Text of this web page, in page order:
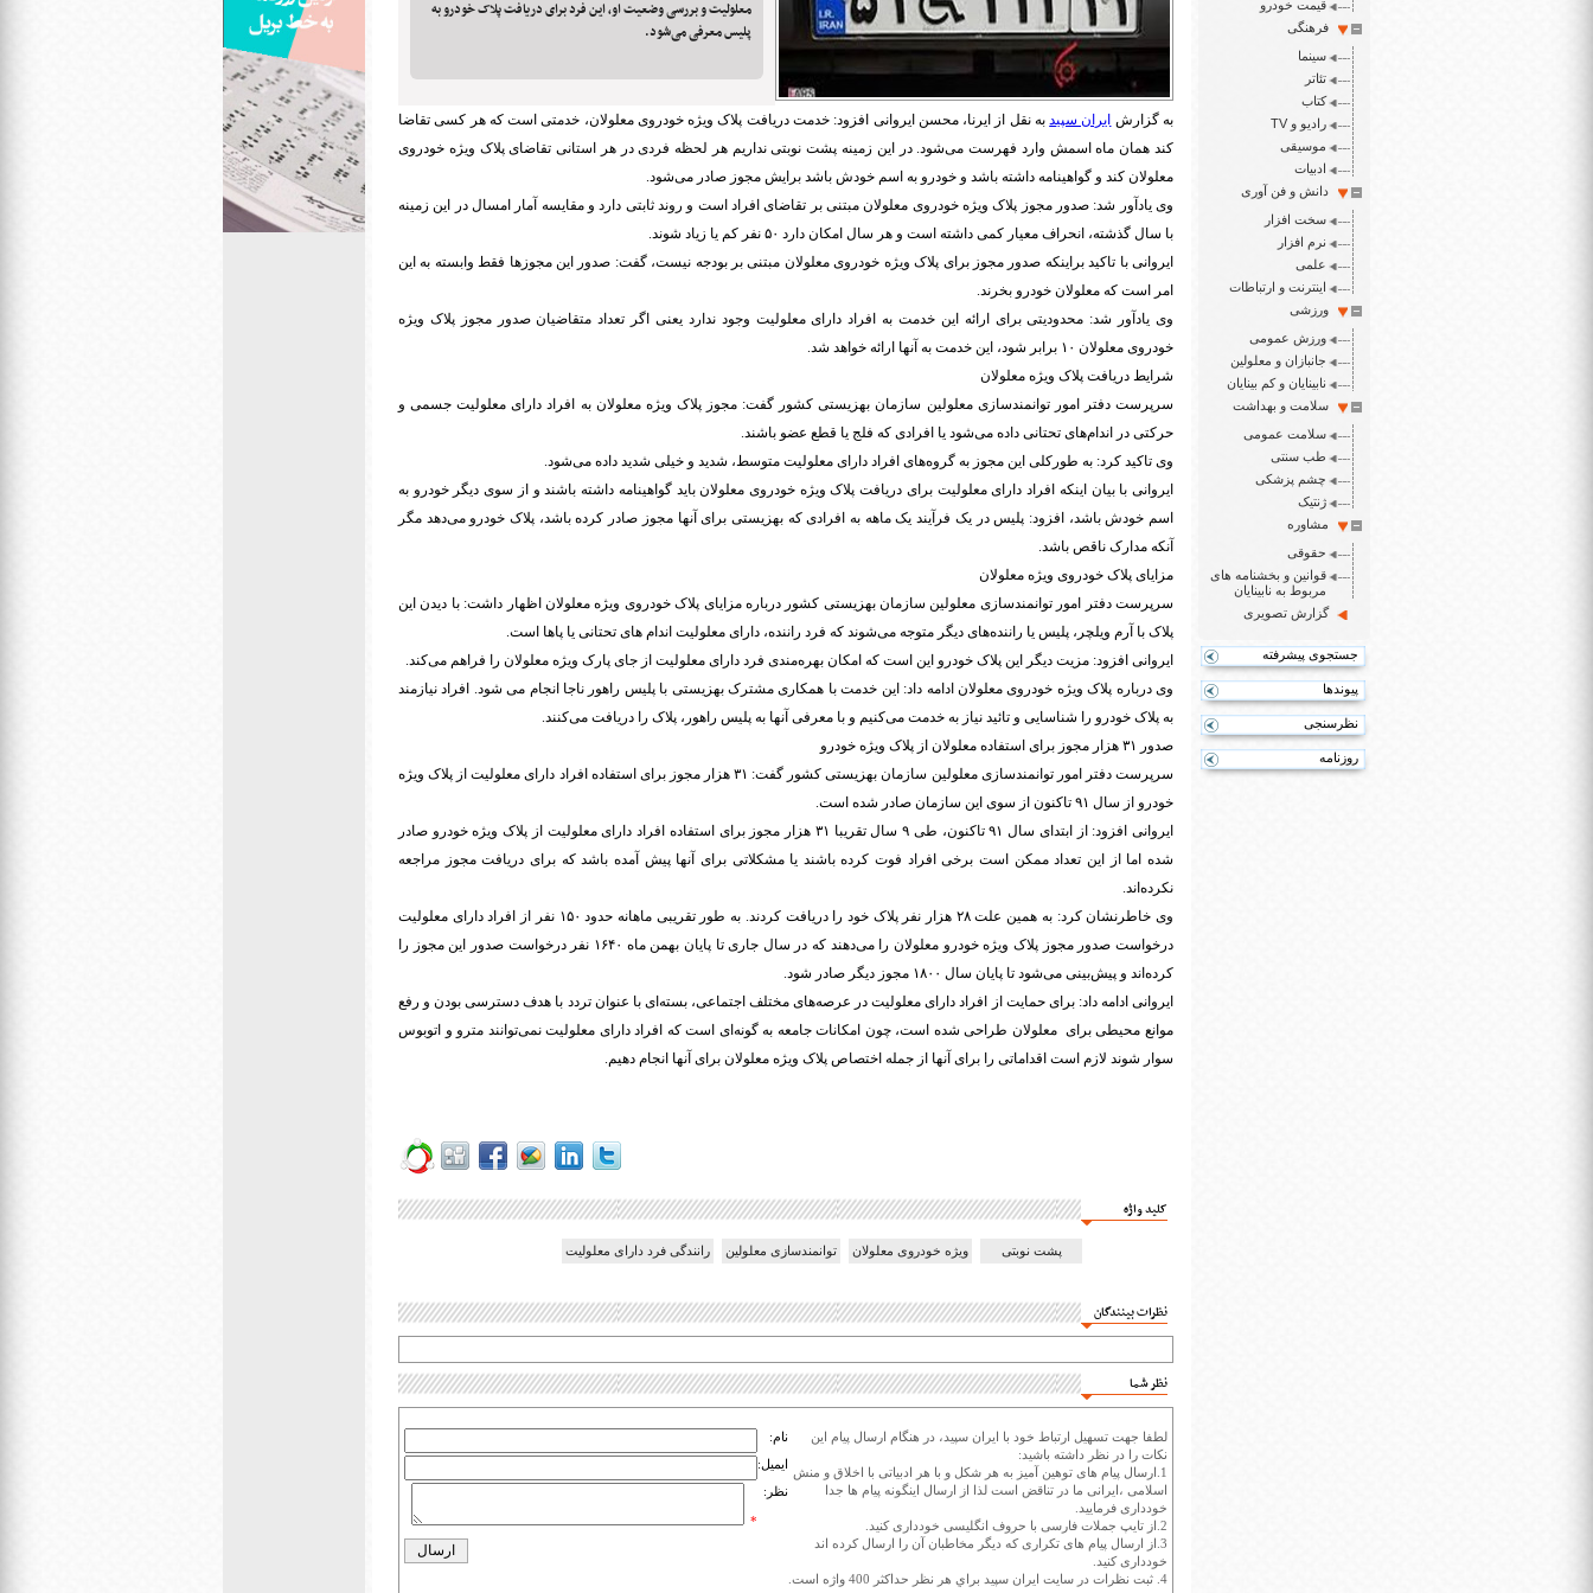
قیمت خودرو
فرهنگی
سینما
تئاتر
کتاب
رادیو و TV
موسیقی
ادبیات
دانش و فن آوری
سخت افزار
نرم افزار
علمی
اینترنت و ارتباطات
ورزشی
ورزش عمومی
جانبازان و معلولین
نابینایان و کم بینایان
سلامت و بهداشت
سلامت عمومی
طب سنتی
چشم پزشکی
ژنتیک
مشاوره
حقوقی
قوانین و بخشنامه های
مربوط به نابینایان
گزارش تصویری
جستجوی پیشرفته
پیوندها
نظرسنجی
روزنامه
معلولیت و بررسی وضعیت او، این فرد برای دریافت پلاک خودرو به
پلیس معرفی می‌شود.
به گزارش ایران سپیدبه نقل از ایرنا، محسن ایروانی افزود: خدمت دریافت پلاک ویژه خودروی معلولان، خدمتی است که هر کسی تقاضا
کند همان ماه اسمش وارد فهرست می‌شود. در این زمینه پشت نوبتی نداریم هر لحظه فردی در هر استانی تقاضای پلاک ویژه خودروی
معلولان کند و گواهینامه داشته باشد و خودرو به اسم خودش باشد برایش مجوز صادر می‌شود.
وی یادآور شد: صدور مجوز پلاک ویژه خودروی معلولان مبتنی بر تقاضای افراد است و روند ثابتی دارد و مقایسه آمار امسال در این زمینه
با سال گذشته، انحراف معیار کمی داشته است و هر سال امکان دارد ۵۰ نفر کم یا زیاد شوند.
ایروانی با تاکید براینکه صدور مجوز برای پلاک ویژه خودروی معلولان مبتنی بر بودجه نیست، گفت: صدور این مجوزها فقط وابسته به این
امر است که معلولان خودرو بخرند.
وی یادآور شد: محدودیتی برای ارائه این خدمت به افراد دارای معلولیت وجود ندارد یعنی اگر تعداد متقاضیان صدور مجوز پلاک ویژه
خودروی معلولان ۱۰ برابر شود، این خدمت به آنها ارائه خواهد شد.
شرایط دریافت پلاک ویژه معلولان
سرپرست دفتر امور توانمندسازی معلولین سازمان بهزیستی کشور گفت: مجوز پلاک ویژه معلولان به افراد دارای معلولیت جسمی و
حرکتی در اندام‌های تحتانی داده می‌شود یا افرادی که فلج یا قطع عضو باشند.
وی تاکید کرد: به طورکلی این مجوز به گروه‌های افراد دارای معلولیت متوسط، شدید و خیلی شدید داده می‌شود.
ایروانی با بیان اینکه افراد دارای معلولیت برای دریافت پلاک ویژه خودروی معلولان باید گواهینامه داشته باشند و از سوی دیگر خودرو به
اسم خودش باشد، افزود: پلیس در یک فرآیند یک ماهه به افرادی که بهزیستی برای آنها مجوز صادر کرده باشد، پلاک خودرو می‌دهد مگر
آنکه مدارک ناقص باشد.
مزایای پلاک خودروی ویژه معلولان
سرپرست دفتر امور توانمندسازی معلولین سازمان بهزیستی کشور درباره مزایای پلاک خودروی ویژه معلولان اظهار داشت: با دیدن این
پلاک با آرم ویلچر، پلیس یا راننده‌های دیگر متوجه می‌شوند که فرد راننده، دارای معلولیت اندام های تحتانی یا پاها است.
ایروانی افزود: مزیت دیگر این پلاک خودرو این است که امکان بهره‌مندی فرد دارای معلولیت از جای پارک ویژه معلولان را فراهم می‌کند.
وی درباره پلاک ویژه خودروی معلولان ادامه داد: این خدمت با همکاری مشترک بهزیستی با پلیس راهور ناجا انجام می شود. افراد نیازمند
به پلاک خودرو را شناسایی و تائید نیاز به خدمت می‌کنیم و با معرفی آنها به پلیس راهور، پلاک را دریافت می‌کنند.
صدور ۳۱ هزار مجوز برای استفاده معلولان از پلاک ویژه خودرو
سرپرست دفتر امور توانمندسازی معلولین سازمان بهزیستی کشور گفت: ۳۱ هزار مجوز برای استفاده افراد دارای معلولیت از پلاک ویژه
خودرو از سال ۹۱ تاکنون از سوی این سازمان صادر شده است.
ایروانی افزود: از ابتدای سال ۹۱ تاکنون، طی ۹ سال تقریبا ۳۱ هزار مجوز برای استفاده افراد دارای معلولیت از پلاک ویژه خودرو صادر
شده اما از این تعداد ممکن است برخی افراد فوت کرده باشند یا مشکلاتی برای آنها پیش آمده باشد که برای دریافت مجوز مراجعه
نکرده‌اند.
وی خاطرنشان کرد: به همین علت ۲۸ هزار نفر پلاک خود را دریافت کردند. به طور تقریبی ماهانه حدود ۱۵۰ نفر از افراد دارای معلولیت
درخواست صدور مجوز پلاک ویژه خودرو معلولان را می‌دهند که در سال جاری تا پایان بهمن ماه ۱۶۴۰ نفر درخواست صدور این مجوز را
کرده‌اند و پیش‌بینی می‌شود تا پایان سال ۱۸۰۰ مجوز دیگر صادر شود.
ایروانی ادامه داد: برای حمایت از افراد دارای معلولیت در عرصه‌های مختلف اجتماعی، بسته‌ای با عنوان تردد با هدف دسترسی بودن و رفع
موانع محیطی برای معلولان طراحی شده است، چون امکانات جامعه به گونه‌ای است که افراد دارای معلولیت نمی‌توانند مترو و اتوبوس
سوار شوند لازم است اقداماتی را برای آنها از جمله اختصاص پلاک ویژه معلولان برای آنها انجام دهیم.
کلید واژه
پشت نوبتی ویژه خودروی معلولان توانمندسازی معلولین رانندگی فرد دارای معلولیت
نظرات بینندگان
نظر شما
لطفا جهت تسهیل ارتباط خود با ایران سپید، در هنگام ارسال پیام این
نکات را در نظر داشته باشید:
1.ارسال پیام های توهین آمیز به هر شکل و با هر ادبیاتی با اخلاق و منش
اسلامی ،ایرانی ما در تناقض است لذا از ارسال اینگونه پیام ها جدا
خودداری فرمایید.
2.از تایپ جملات فارسی با حروف انگلیسی خودداری کنید.
3.از ارسال پیام های تکراری که دیگر مخاطبان آن را ارسال کرده اند
خودداری کنید.
4. ثبت نظرات در سايت ايران سپيد براي هر نظر حداکثر 400 واژه است.
نام:
ایمیل:
نظر:
*